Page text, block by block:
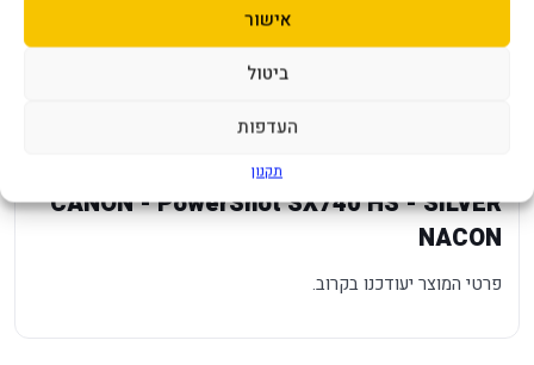
אישור
ביטול
העדפות
תקנון
מפרט טכני
CANON - PowerShot SX740 HS - SILVER
NACON
פרטי המוצר יעודכנו בקרוב.